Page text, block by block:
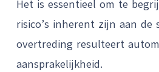
Het is essentieel om te
risico’s inherent zijn aan
overtreding resulteert
aansprakelijkheid.